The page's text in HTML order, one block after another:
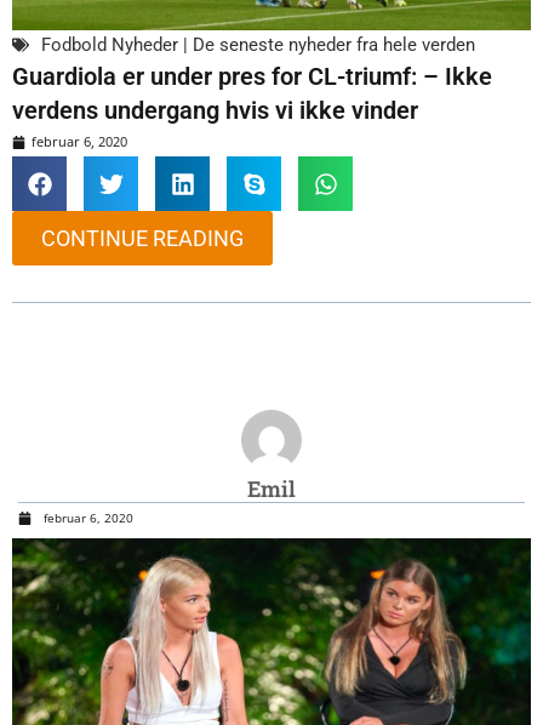
Fodbold Nyheder | De seneste nyheder fra hele verden
Guardiola er under pres for CL-triumf: – Ikke
verdens undergang hvis vi ikke vinder
februar 6, 2020
CONTINUE READING
Emil
februar 6, 2020